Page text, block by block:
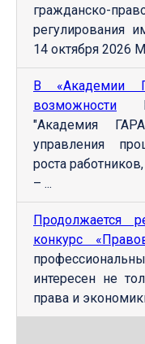
гражданско-
регулирования
14 октября 2026
В «Академии
возможности
"Академия
управления
роста
– ...
Продолжается
конкурс
интересен не
права и